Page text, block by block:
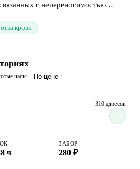
с непереносимостью
первичной диагностики целиакии.
крови
часы По цене ↑
310 адресов
ч
ЗАБОР
280 ₽